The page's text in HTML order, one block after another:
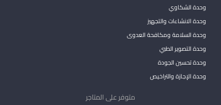
وحدة الشكاوي
وحدة الانشاءات والتجهيز
وحدة السلامة ومكافحة العدوى
وحدة التصوير الطبي
وحدة تحسين الجودة
وحدة الإجازة والتراخيص
متوفر على المتاجر